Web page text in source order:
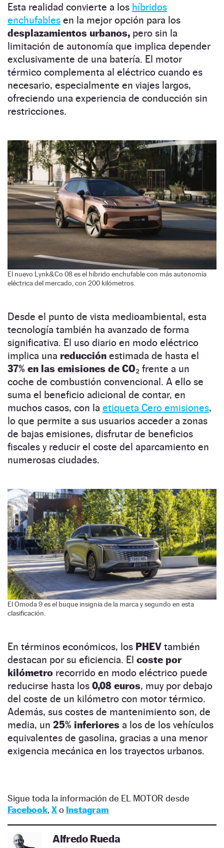
Esta realidad convierte a los híbridos
enchufables en la mejor opción para los
desplazamientos urbanos, pero sin la
limitación de autonomía que implica depender
exclusivamente de una batería. El motor
térmico complementa al eléctrico cuando es
necesario, especialmente en viajes largos,
ofreciendo una experiencia de conducción sin
restricciones.
El nuevo Lynk&Co 08 es el híbrido enchufable con más autonomía
eléctrica del mercado, con 200 kilómetros.
Desde el punto de vista medioambiental, esta
tecnología también ha avanzado de forma
significativa. El uso diario en modo eléctrico
implica una reducción estimada de hasta el
37% en las emisiones de CO₂ frente a un
coche de combustión convencional. A ello se
suma el beneficio adicional de contar, en
muchos casos, con la etiqueta Cero emisiones,
lo que permite a sus usuarios acceder a zonas
de bajas emisiones, disfrutar de beneficios
fiscales y reducir el coste del aparcamiento en
numerosas ciudades.
El Omoda 9 es el buque insignia de la marca y segundo en esta
clasificación.
En términos económicos, los PHEV también
destacan por su eficiencia. El coste por
kilómetro recorrido en modo eléctrico puede
reducirse hasta los 0,08 euros, muy por debajo
del coste de un kilómetro con motor térmico.
Además, sus costes de mantenimiento son, de
media, un 25% inferiores a los de los vehículos
equivalentes de gasolina, gracias a una menor
exigencia mecánica en los trayectos urbanos.
Sigue toda la información de EL MOTOR desde
Facebook, Xo Instagram
Alfredo Rueda